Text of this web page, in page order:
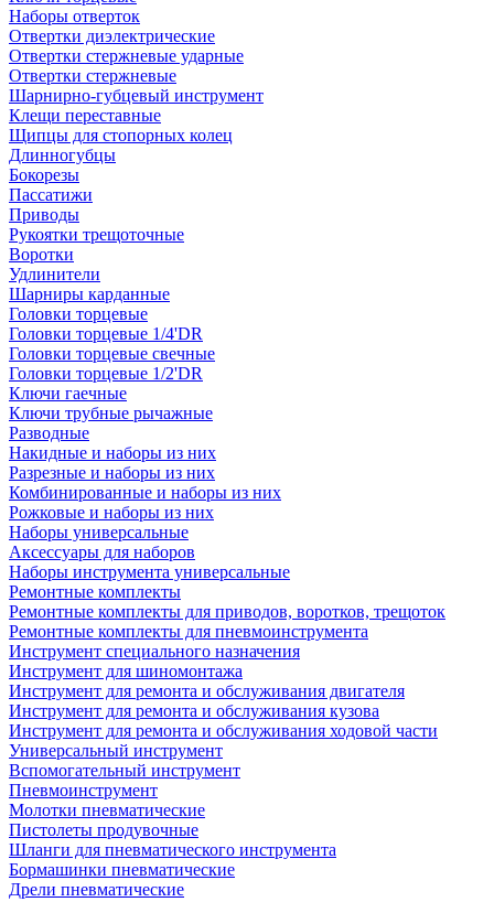
Наборы отверток
Отвертки диэлектрические
Отвертки стержневые ударные
Отвертки стержневые
Шарнирно-губцевый инструмент
Клещи переставные
Щипцы для стопорных колец
Длинногубцы
Бокорезы
Пассатижи
Приводы
Рукоятки трещоточные
Воротки
Удлинители
Шарниры карданные
Головки торцевые
Головки торцевые 1/4'DR
Головки торцевые свечные
Головки торцевые 1/2'DR
Ключи гаечные
Ключи трубные рычажные
Разводные
Накидные и наборы из них
Разрезные и наборы из них
Комбинированные и наборы из них
Рожковые и наборы из них
Наборы универсальные
Аксессуары для наборов
Наборы инструмента универсальные
Ремонтные комплекты
Ремонтные комплекты для приводов, воротков, трещоток
Ремонтные комплекты для пневмоинструмента
Инструмент специального назначения
Инструмент для шиномонтажа
Инструмент для ремонта и обслуживания двигателя
Инструмент для ремонта и обслуживания кузова
Инструмент для ремонта и обслуживания ходовой части
Универсальный инструмент
Вспомогательный инструмент
Пневмоинструмент
Молотки пневматические
Пистолеты продувочные
Шланги для пневматического инструмента
Бормашинки пневматические
Дрели пневматические